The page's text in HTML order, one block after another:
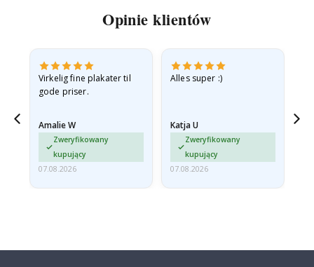
Opinie klientów
Virkelig fine plakater til
gode priser.
Amalie W
Zweryfikowany
kupujący
07.08.2026
Alles super :)
Katja U
Zweryfikowany
kupujący
07.08.2026